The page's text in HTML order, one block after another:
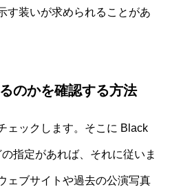
す装いが求められることがあ
のかを確認する方法
ェックします。そこに Black
指定があれば、それに従いま
ェブサイトや過去の公演写真